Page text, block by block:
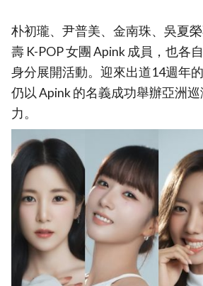
朴初瓏、尹普美、金南珠、吳夏
壽 K-POP 女團 Apink 成員，也各
身分展開活動。迎來出道14週年
仍以 Apink 的名義成功舉辦亞洲
力。